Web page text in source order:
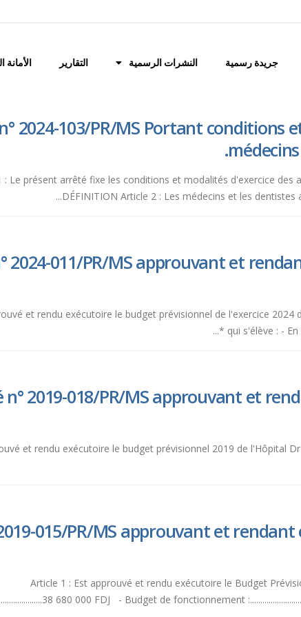
جريدة رسمية النشرات الرسمية التقارير
2024-103/PR/MS Portant conditions
: Le présent arrêté fixe les conditions et modalités d'exercice
DÉFINITION Article 2 : Les médecins et les
2024-011/PR/MS approuvant et
et rendu exécutoire le budget prévisionnel de l'exercice
qui s'élève : -
2019-018/PR/MS approuvant et
et rendu exécutoire le budget prévisionnel 2019 de l'Hôpital
015/PR/MS approuvant et
Article 1 : Est approuvé et rendu exécutoire le Budget
680 000 FDJ - Budget de fonctionnement